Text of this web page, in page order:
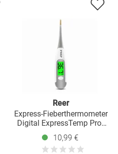
Reer
Express-Fieberthermometer
Digital ExpressTemp Pro -
mit flexibler Messpitze
10,99 €